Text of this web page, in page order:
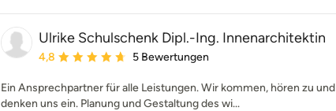
Ulrike Schulschenk Dipl.-Ing. Innenarchitektin
Durchschnittliche Bewertung: 4.8 von 5 Sternen
4,8 5 Bewertungen
Ein Ansprechpartner für alle Leistungen. Wir kommen, hören zu und
denken uns ein. Planung und Gestaltung des wi...